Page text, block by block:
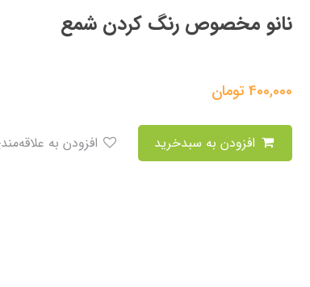
نانو مخصوص رنگ کردن شمع
400,000تومان